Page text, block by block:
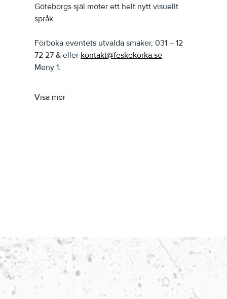
Göteborgs själ möter ett helt nytt visuellt
språk.
Förboka eventets utvalda smaker, 031 – 12
72 27 & eller kontakt@feskekorka.se
Meny 1:
Visa mer